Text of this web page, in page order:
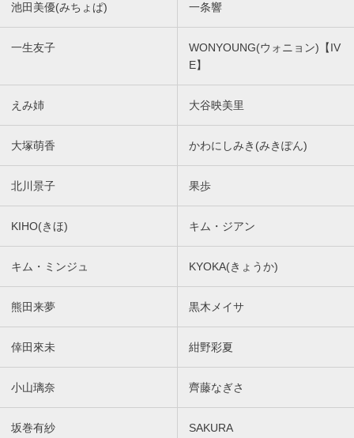
池田美優(みちょぱ) 一条響
一生友子
WONYOUNG(ウォニョン)【IV
E】
えみ姉 大谷映美里
大塚萌香 かわにしみき(みきぽん)
北川景子 果歩
KIHO(きほ) キム・ジアン
キム・ミンジュ KYOKA(きょうか)
熊田来夢 黒木メイサ
倖田來未 紺野彩夏
小山璃奈 齊藤なぎさ
坂巻有紗 SAKURA